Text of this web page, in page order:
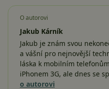
O autorovi
Jakub Kárník
Jakub je znám svou
a vášní pro nejnovější
láska k mobilním
iPhonem 3G, ale dnes se
o autorovi